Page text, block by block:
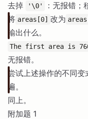
去掉
'\0'
：无报错；
将 areas[0] 改为
输出什么。
The first area is
无报错。
尝试上述操作的不同变
遍。
同上。
附加题 1